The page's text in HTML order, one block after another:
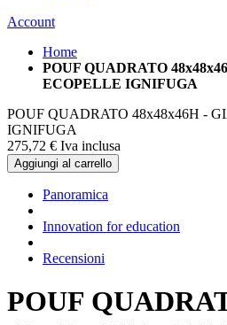
Account
Home
POUF QUADRATO
ECOPELLE IGNIFUGA
POUF QUADRATO 48x48x46H -
IGNIFUGA
275,72 € Iva inclusa
Aggiungi al carrello
Panoramica
Innovation for education
Recensioni
POUF